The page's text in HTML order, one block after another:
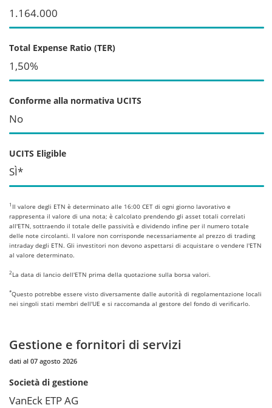
1.164.000
Total Expense Ratio (TER)
1,50%
Conforme alla normativa UCITS
No
UCITS Eligible
SÌ*
1 Il valore degli ETN è determinato alle 16:00 CET di ogni giorno lavorativo e
rappresenta il valore di una nota; è calcolato prendendo gli asset totali correlati
all'ETN, sottraendo il totale delle passività e dividendo infine per il numero totale
delle note circolanti. Il valore non corrisponde necessariamente al prezzo di trading
intraday degli ETN. Gli investitori non devono aspettarsi di acquistare o vendere l'ETN
al valore determinato.
2 La data di lancio dell'ETN prima della quotazione sulla borsa valori.
*Questo potrebbe essere visto diversamente dalle autorità di regolamentazione locali
nei singoli stati membri dell'UE e si raccomanda al gestore del fondo di verificarlo.
Gestione e fornitori di servizi
dati al 07 agosto 2026
Società di gestione
VanEck ETP AG